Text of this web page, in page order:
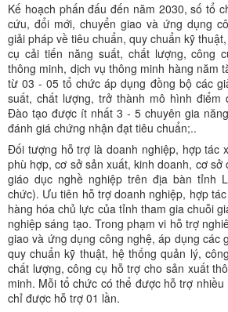
Kế hoạch phấn đấu đến năm 2030, số tổ
cứu, đổi mới, chuyển giao và ứng dụng
giải pháp về tiêu chuẩn, quy chuẩn kỹ
cụ cải tiến năng suất, chất lượng, công
thông minh, dịch vụ thông minh hàng năm
từ 03 - 05 tổ chức áp dụng đồng bộ các
suất, chất lượng, trở thành mô hình điểm
Đào tạo được ít nhất 3 - 5 chuyên gia
đánh giá chứng nhận đạt tiêu chuẩn;..
Đối tượng hỗ trợ là doanh nghiệp, hợp tác
phù hợp, cơ sở sản xuất, kinh doanh, cơ sở
giáo dục nghề nghiệp trên địa bàn tỉnh
chức). Ưu tiên hỗ trợ doanh nghiệp, hợp
hàng hóa chủ lực của tỉnh tham gia chuỗi
nghiệp sáng tạo. Trong phạm vi hỗ trợ
giao và ứng dụng công nghệ, áp dụng các
quy chuẩn kỹ thuật, hệ thống quản lý,
chất lượng, công cụ hỗ trợ cho sản xuất
minh. Mỗi tổ chức có thể được hỗ trợ
chỉ được hỗ trợ 01 lần.